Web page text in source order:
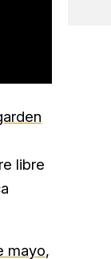
libre
mayo,